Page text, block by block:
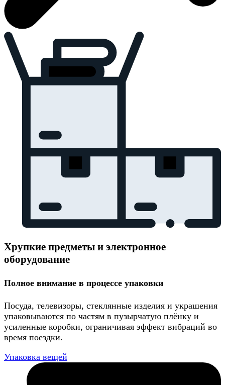
Хрупкие предметы и электронное
оборудование
Полное внимание в процессе упаковки
Посуда, телевизоры, стеклянные изделия и украшения
упаковываются по частям в пузырчатую плёнку и
усиленные коробки, ограничивая эффект вибраций во
время поездки.
Упаковка вещей